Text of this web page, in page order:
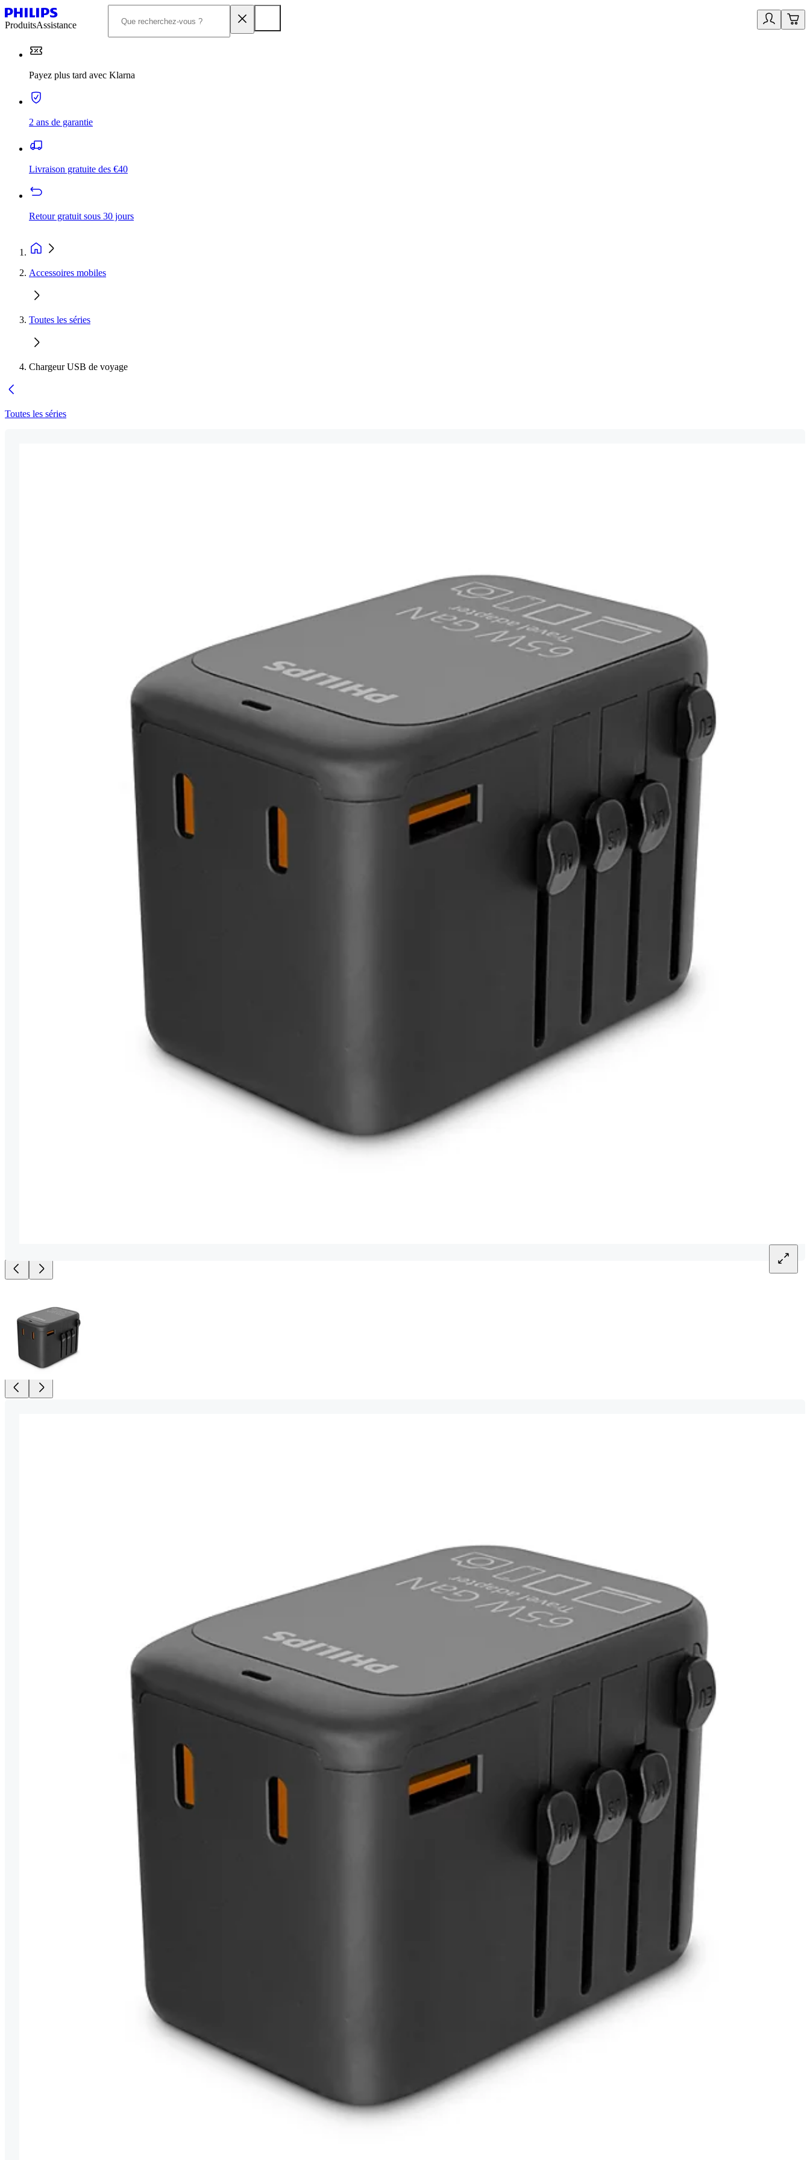
ProduitsAssistance
Payez plus tard avec Klarna
2 ans de garantie
Livraison gratuite des €40
Retour gratuit sous 30 jours
Accessoires mobiles
Toutes les séries
Chargeur USB de voyage
Toutes les séries